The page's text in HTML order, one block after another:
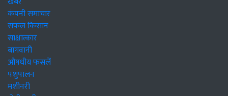
कंपनी समाचार
सफल किसान
साक्षात्कार
बागवानी
औषधीय फसलें
पशुपालन
मशीनरी